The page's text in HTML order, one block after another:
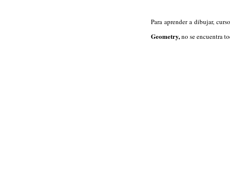
Para aprender a dibujar,
Geometry,no se encuentra